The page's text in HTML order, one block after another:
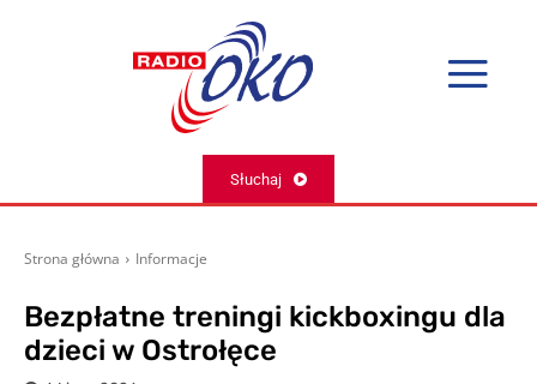
Słuchaj
Strona główna Informacje
Bezpłatne treningi kickboxingu dla
dzieci w Ostrołęce